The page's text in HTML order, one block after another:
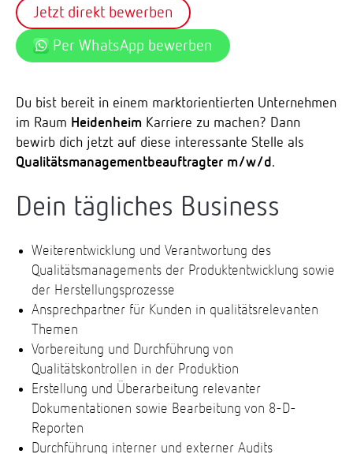
Jetzt direkt bewerben
Per WhatsApp bewerben
Du bist bereit in einem marktorientierten Unternehmen
im Raum Heidenheim Karriere zu machen? Dann
bewirb dich jetzt auf diese interessante Stelle als
Qualitätsmanagementbeauftragter m/w/d.
Dein tägliches Business
Weiterentwicklung und Verantwortung des
Qualitätsmanagements der Produktentwicklung sowie
der Herstellungsprozesse
Ansprechpartner für Kunden in qualitätsrelevanten
Themen
Vorbereitung und Durchführung von
Qualitätskontrollen in der Produktion
Erstellung und Überarbeitung relevanter
Dokumentationen sowie Bearbeitung von 8-D-
Reporten
Durchführung interner und externer Audits